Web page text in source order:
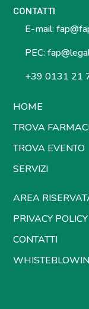
CONTATTI
E-mail:
PEC:
+39 0131 21
HOME
TROVA
TROVA EVENTO
SERVIZI
AREA
PRIVACY POLICY
CONTATTI